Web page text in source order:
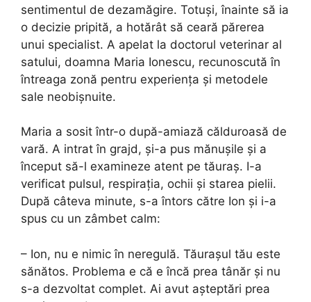
sentimentul de dezamăgire. Totuși, înainte să ia
o decizie pripită, a hotărât să ceară părerea
unui specialist. A apelat la doctorul veterinar al
satului, doamna Maria Ionescu, recunoscută în
întreaga zonă pentru experiența și metodele
sale neobișnuite.
Maria a sosit într-o după-amiază călduroasă de
vară. A intrat în grajd, și-a pus mănușile și a
început să-l examineze atent pe tăuraș. I-a
verificat pulsul, respirația, ochii și starea pielii.
După câteva minute, s-a întors către Ion și i-a
spus cu un zâmbet calm:
– Ion, nu e nimic în neregulă. Tăurașul tău este
sănătos. Problema e că e încă prea tânăr și nu
s-a dezvoltat complet. Ai avut așteptări prea